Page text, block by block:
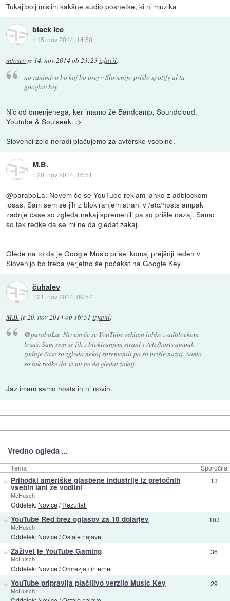
Tukaj bolj mislim kakšne audio posnetke, ki ni muzika
black ice
:: 15. nov 2014, 14:50
mtosev je 14. nov 2014 ob 23:23izjavil:
no zanimivo bo kaj bo prej v Slovenijo prišlo spotify al ta
googlov key
Nič od omenjenega, ker imamo že Bandcamp, Soundcloud,
Youtube & Soulseek. :>
Slovenci zelo neradi plačujemo za avtorske vsebine.
M.B.
::20. nov 2014, 16:51
@paraboŁa: Nevem če se YouTube reklam lahko z adblockom
losaš. Sam sem se jih z blokiranjem strani v /etc/hosts ampak
zadnje čase so zgleda nekaj spremenili pa so prišle nazaj. Samo
so tak redke da se mi ne da gledat zakaj.
Glede na to da je Google Music prišel komaj prejšnji teden v
Slovenijo bo treba verjetno še počakat na Google Key.
čuhalev
::21. nov 2014, 09:57
M.B. je20. nov 2014 ob 16:51 izjavil:
@paraboŁa: Nevem če se YouTube reklam lahko z adblockom
losaš. Sam sem se jih z blokiranjem strani v /etc/hosts ampak
zadnje čase so zgleda nekaj spremenili pa so prišle nazaj. Samo
so tak redke da se mi ne da gledat zakaj.
Jaz imam samo hosts in ni novih.
Vredno ogleda ...
Tema Sporočila
» Prihodki ameriške glasbene industrije iz pretočnih
vsebin lani že vodilni
McHusch
Oddelek: Novice/Rezultati
13
» YouTube Red brez oglasov za 10 dolarjev
McHusch
Oddelek: Novice/Ostale najave
103
» Zaživel je YouTube Gaming
McHusch
Oddelek: Novice/Omrežja / internet
36
» YouTube pripravlja plačljivo verzijo Music Key
McHusch
29